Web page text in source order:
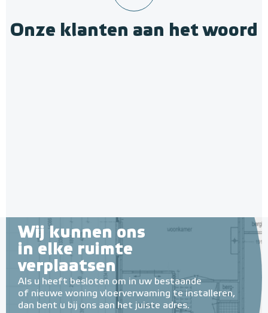
Onze klanten aan het woord
Wij kunnen ons
in elke ruimte
verplaatsen
Als u heeft besloten om in uw bestaande
of nieuwe woning vloerverwaming te installeren,
dan bent u bij ons aan het juiste adres.